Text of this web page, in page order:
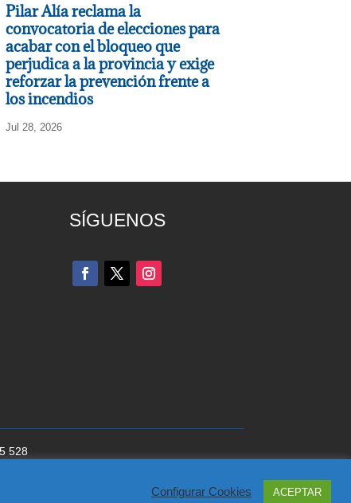
Pilar Alía reclama la
convocatoria de elecciones para
acabar con el bloqueo que
perjudica a la provincia y exige
reforzar la prevención frente a
los incendios
Jul 28, 2026
SÍGUENOS
528
Configurar Cookies ACEPTAR